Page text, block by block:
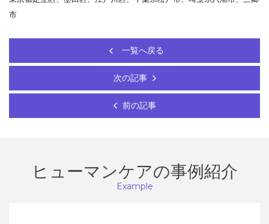
市
一覧へ戻る
次の記事
前の記事
ヒューマンケアの事例紹介
Example